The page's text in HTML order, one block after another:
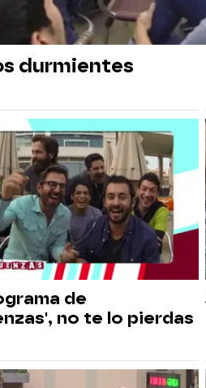
durmientes
de
no te lo pierdas